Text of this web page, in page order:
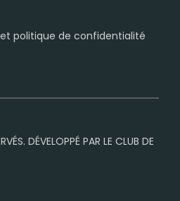
politique de confidentialité
DÉVELOPPÉ PAR LE CLUB DE